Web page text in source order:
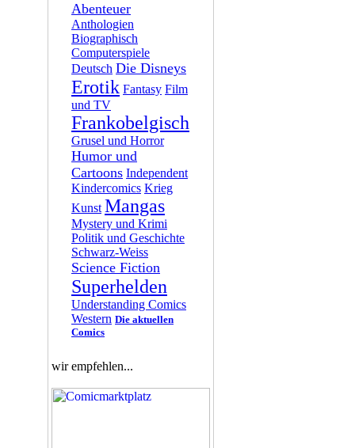
Abenteuer
Anthologien
Biographisch
Computerspiele
Deutsch Die Disneys
Erotik Fantasy Film
und TV
Frankobelgisch
Grusel und Horror
Humor und
Cartoons Independent
Kindercomics Krieg
Kunst Mangas
Mystery und Krimi
Politik und Geschichte
Schwarz-Weiss
Science Fiction
Superhelden
Understanding Comics
Western Die aktuellen
Comics
wir empfehlen...